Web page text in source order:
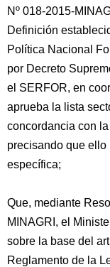
Nº 018-2015-
Definición
Política Nacional
por Decreto
el SERFOR, en
aprueba la lista
concordancia con
precisando que
específica;
Que, mediante
MINAGRI, el
sobre la base del
Reglamento de la